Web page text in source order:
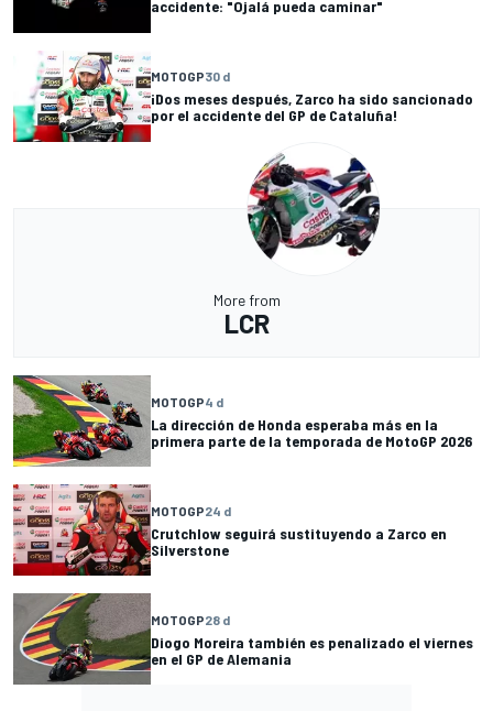
accidente: "Ojalá pueda caminar"
MOTOGP30 d
¡Dos meses después, Zarco ha sido sancionado
por el accidente del GP de Cataluña!
More from
LCR
MOTOGP4 d
La dirección de Honda esperaba más en la
primera parte de la temporada de MotoGP 2026
MOTOGP24 d
Crutchlow seguirá sustituyendo a Zarco en
Silverstone
MOTOGP28 d
Diogo Moreira también es penalizado el viernes
en el GP de Alemania